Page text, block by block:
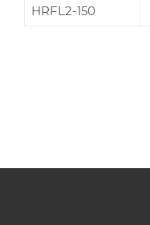
HRFL2-150